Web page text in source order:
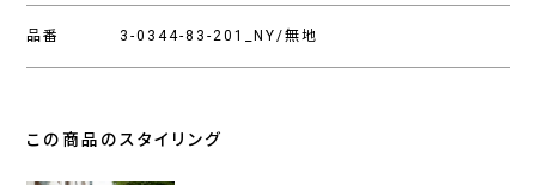
品番 3-0344-83-201_NY/無地
この商品のスタイリング